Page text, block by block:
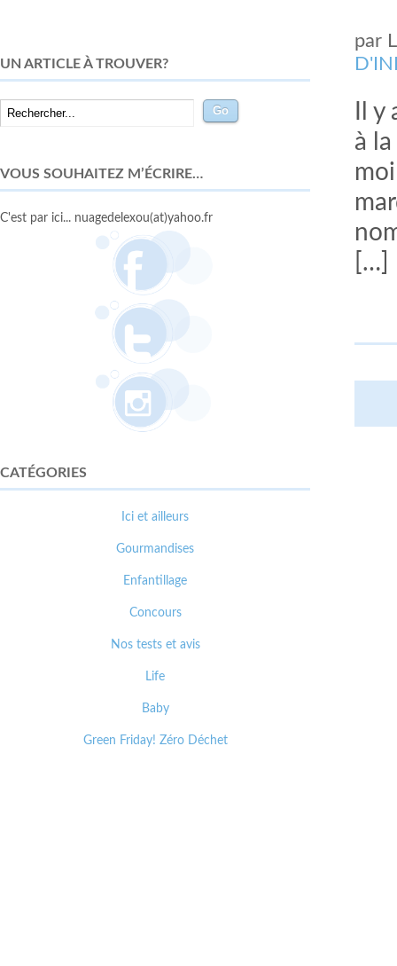
par
Il
à
[…]
UN ARTICLE À TROUVER?
VOUS SOUHAITEZ M’ÉCRIRE…
C'est par ici... nuagedelexou(at)yahoo.fr
CATÉGORIES
Ici et ailleurs
Gourmandises
Enfantillage
Concours
Nos tests et avis
Life
Baby
Green Friday! Zéro Déchet